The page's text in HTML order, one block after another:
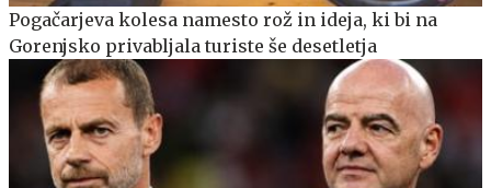
Pogačarjeva kolesa namesto rož in ideja, ki bi na
Gorenjsko privabljala turiste še desetletja